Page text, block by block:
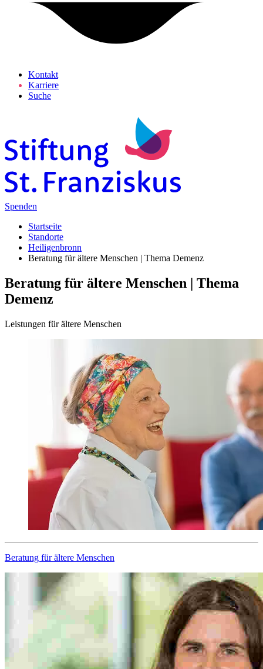
Kontakt
Karriere
Suche
Spenden
Startseite
Standorte
Heiligenbronn
Beratung für ältere Menschen | Thema Demenz
Beratung für ältere Menschen | Thema
Demenz
Leistungen für ältere Menschen
Beratung für ältere Menschen